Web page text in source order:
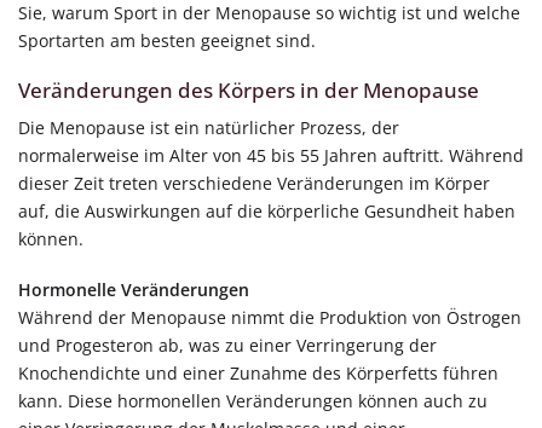
Sie, warum Sport in der Menopause so wichtig ist und welche
Sportarten am besten geeignet sind.
Veränderungen des Körpers in der Menopause
Die Menopause ist ein natürlicher Prozess, der
normalerweise im Alter von 45 bis 55 Jahren auftritt. Während
dieser Zeit treten verschiedene Veränderungen im Körper
auf, die Auswirkungen auf die körperliche Gesundheit haben
können.
Hormonelle Veränderungen
Während der Menopause nimmt die Produktion von Östrogen
und Progesteron ab, was zu einer Verringerung der
Knochendichte und einer Zunahme des Körperfetts führen
kann. Diese hormonellen Veränderungen können auch zu